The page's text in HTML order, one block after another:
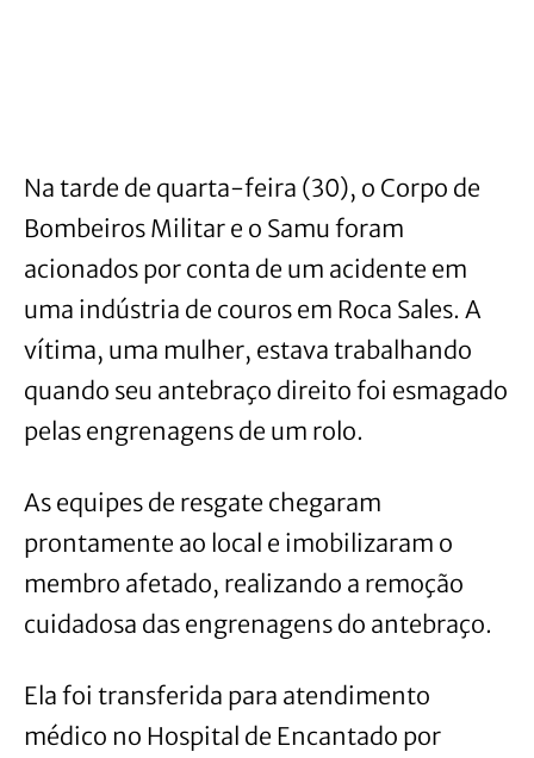
Na tarde de quarta-feira (30), o Corpo de
Bombeiros Militar e o Samu foram
acionados por conta de um acidente em
uma indústria de couros em Roca Sales. A
vítima, uma mulher, estava trabalhando
quando seu antebraço direito foi esmagado
pelas engrenagens de um rolo.
As equipes de resgate chegaram
prontamente ao local e imobilizaram o
membro afetado, realizando a remoção
cuidadosa das engrenagens do antebraço.
Ela foi transferida para atendimento
médico no Hospital de Encantado por